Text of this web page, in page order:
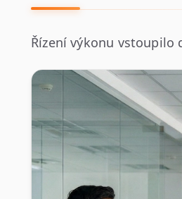
Řízení výkonu vstoupilo